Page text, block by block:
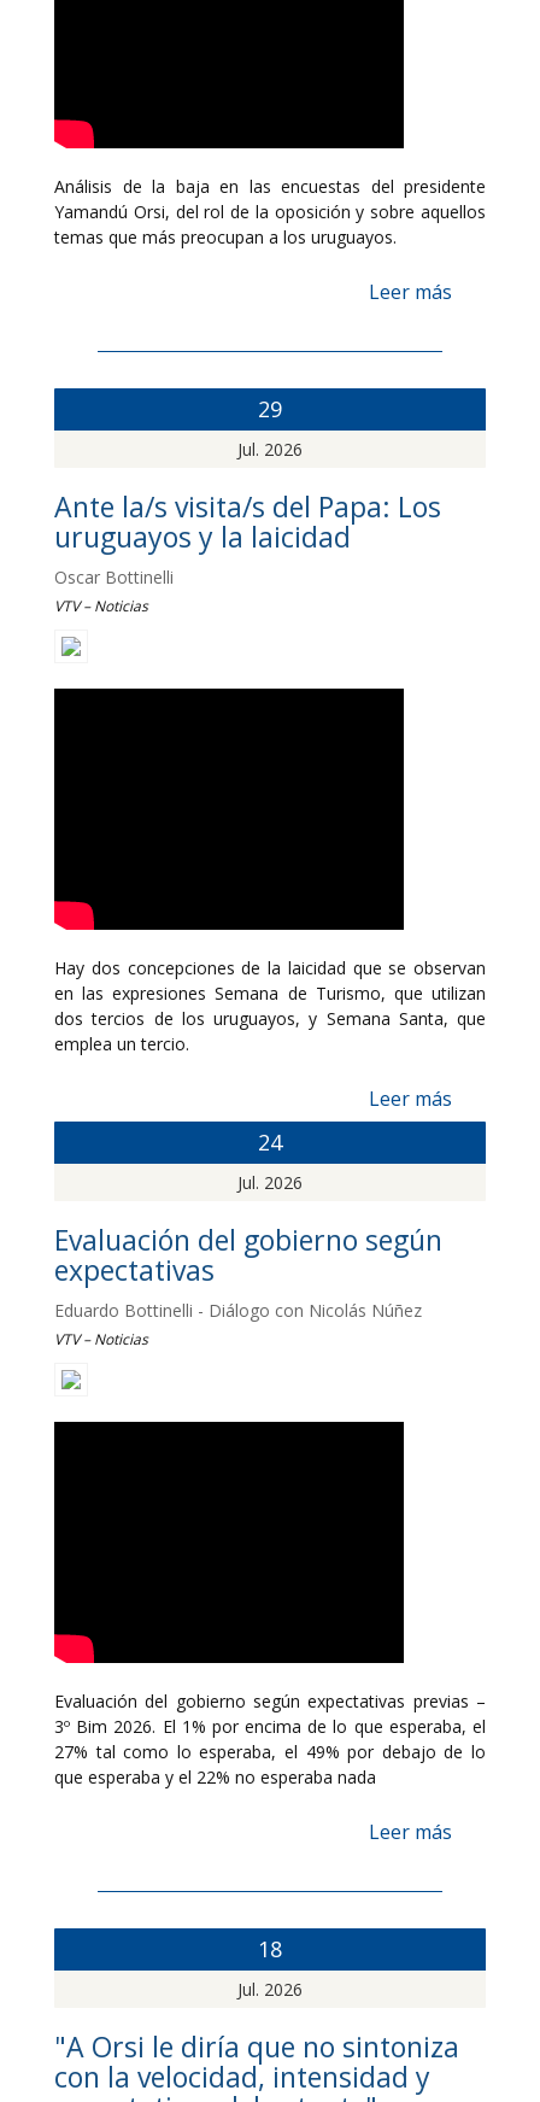
Análisis de la baja en las encuestas del presidente
Yamandú Orsi, del rol de la oposición y sobre aquellos
temas que más preocupan a los uruguayos.
Leer más
29
Jul. 2026
Ante la/s visita/s del Papa: Los
uruguayos y la laicidad
Oscar Bottinelli
VTV – Noticias
Hay dos concepciones de la laicidad que se observan
en las expresiones Semana de Turismo, que utilizan
dos tercios de los uruguayos, y Semana Santa, que
emplea un tercio.
Leer más
24
Jul. 2026
Evaluación del gobierno según
expectativas
Eduardo Bottinelli - Diálogo con Nicolás Núñez
VTV – Noticias
Evaluación del gobierno según expectativas previas –
3º Bim 2026. El 1% por encima de lo que esperaba, el
27% tal como lo esperaba, el 49% por debajo de lo
que esperaba y el 22% no esperaba nada
Leer más
18
Jul. 2026
"A Orsi le diría que no sintoniza
con la velocidad, intensidad y